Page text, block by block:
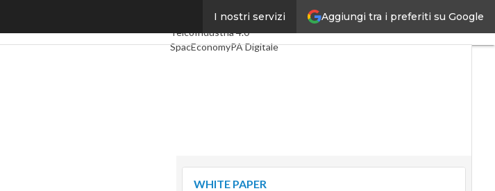
Aggiungi tra i preferiti su Google
I nostri servizi
Ultimi articoliDigital Economy
TelcoIndustria 4.0
SpacEconomyPA Digitale
WHITE PAPER